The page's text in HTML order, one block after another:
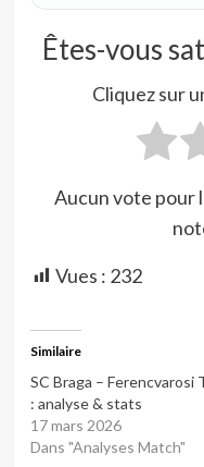
Êtes-vous
Cliquez sur
Aucun vote pour
Vues : 232
Similaire
SC Braga – Ferencvarosi
: analyse & stats
17 mars 2026
Dans "Analyses Match"